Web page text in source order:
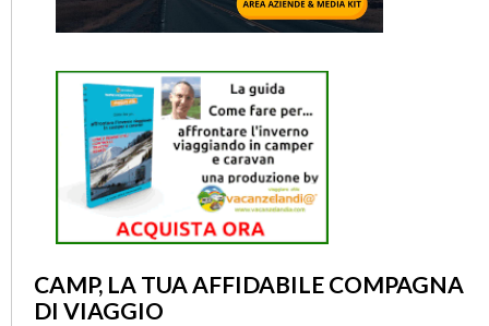
CAMP, LA TUA AFFIDABILE COMPAGNA
DI VIAGGIO